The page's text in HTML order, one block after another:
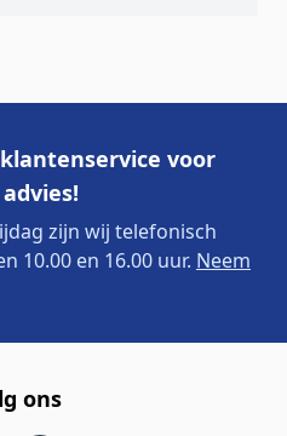
voor
zijn wij telefonisch
10.00 en 16.00 uur. Neem
ons